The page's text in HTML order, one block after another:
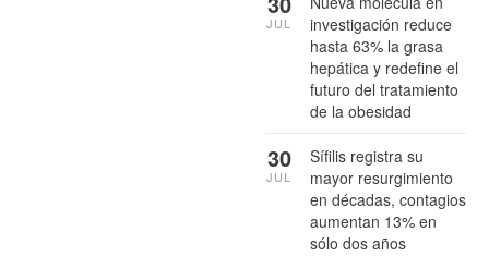
investigación reduce
hasta 63% la grasa
hepática y redefine el
futuro del tratamiento
de la obesidad
JUL
Sífilis registra su
mayor resurgimiento
en décadas, contagios
aumentan 13% en
sólo dos años
30
JUL